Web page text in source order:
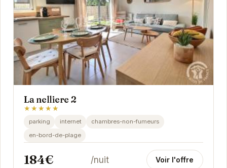
La nelliere 2
★★★★★
parking internet
chambres-non-fumeurs
en-bord-de-plage
184€ /nuit Voir l'offre